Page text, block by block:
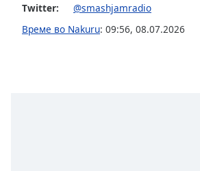
Font
Family
Twitter:
@smashjamradio
Време во Nakuru: 09:56, 08.07.2026